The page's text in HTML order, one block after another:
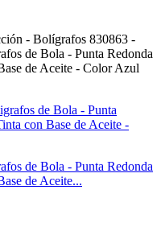
- Bolígrafos 830863 -
de Bola - Punta Redonda
de Aceite - Color Azul
de Bola - Punta Redonda
de Aceite...